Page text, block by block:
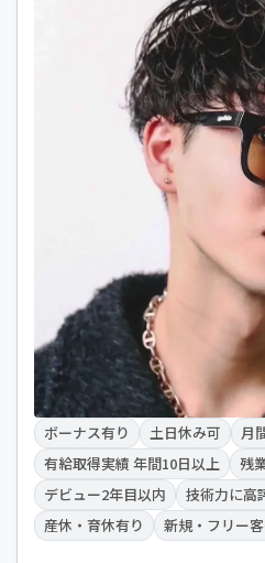
ボーナス有り 土日休み可
月
有給取得実績 年間10日以上
残
デビュー2年目以内
技術力に高
産休・育休有り
新規・フリー